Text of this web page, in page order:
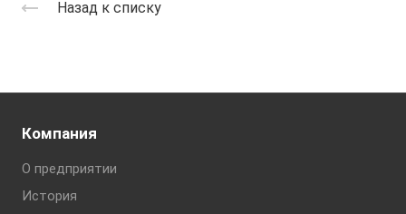
Назад к списку
Компания
О предприятии
История